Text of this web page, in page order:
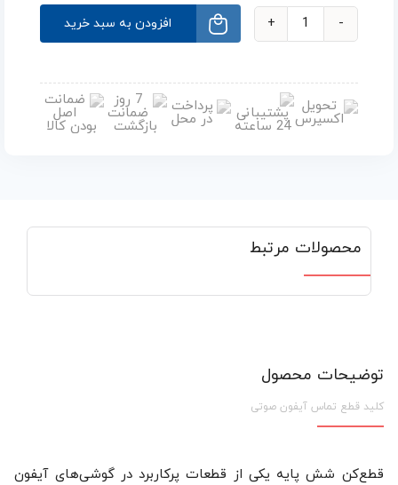
افزودن به سبد خرید
محصولات مرتبط
توضیحات محصول
کلید قطع تماس آیفون صوتی
قطع‌کن شش پایه یکی از قطعات پرکاربرد در گوشی‌های آیفون